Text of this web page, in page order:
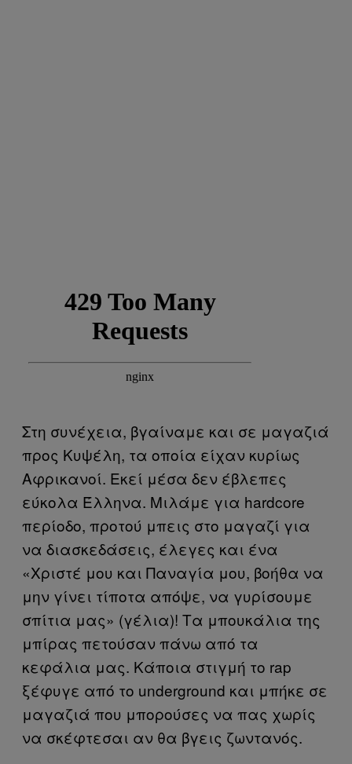
Στη συνέχεια, βγαίναμε και σε μαγαζιά
προς Κυψέλη, τα οποία είχαν κυρίως
Αφρικανοί. Εκεί μέσα δεν έβλεπες
εύκολα Έλληνα. Μιλάμε για hardcore
περίοδο, προτού μπεις στο μαγαζί για
να διασκεδάσεις, έλεγες και ένα
«Χριστέ μου και Παναγία μου, βοήθα να
μην γίνει τίποτα απόψε, να γυρίσουμε
σπίτια μας» (γέλια)! Τα μπουκάλια της
μπίρας πετούσαν πάνω από τα
κεφάλια μας. Κάποια στιγμή το rap
ξέφυγε από το underground και μπήκε σε
μαγαζιά που μπορούσες να πας χωρίς
να σκέφτεσαι αν θα βγεις ζωντανός.